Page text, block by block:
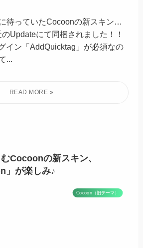
待っていたCocoonの新スキン…
のUpdateにて同梱されました！！
イン「AddQuicktag」が必須なの
...
Cocoonの新スキン、
」が楽しみ♪
Cocoon（旧テーマ）